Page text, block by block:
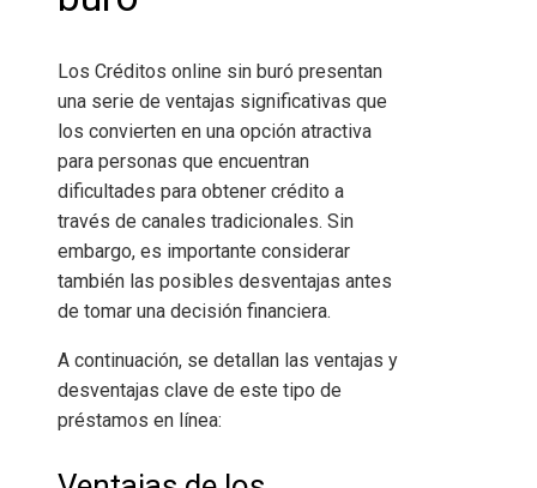
Los Créditos online sin buró presentan
una serie de ventajas significativas que
los convierten en una opción atractiva
para personas que encuentran
dificultades para obtener crédito a
través de canales tradicionales. Sin
embargo, es importante considerar
también las posibles desventajas antes
de tomar una decisión financiera.
A continuación, se detallan las ventajas y
desventajas clave de este tipo de
préstamos en línea: